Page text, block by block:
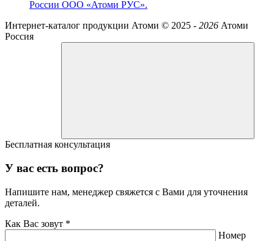
России ООО «Атоми РУС».
Интернет-каталог продукции Атоми © 2025 - 2026 Атоми
Россия
Бесплатная консультация
У вас есть вопрос?
Напишите нам, менеджер свяжется с Вами для уточнения
деталей.
Как Вас зовут *
Номер